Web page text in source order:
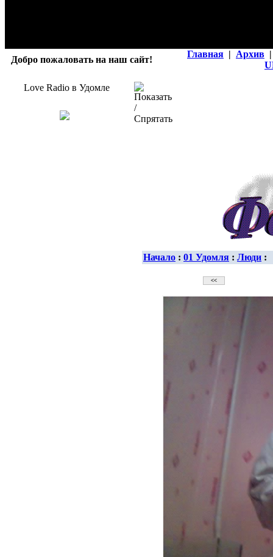
Добро пожаловать на наш сайт!
Главная | Архив |
Love Radio в Удомле
Начало : 01 Удомля : Люди :